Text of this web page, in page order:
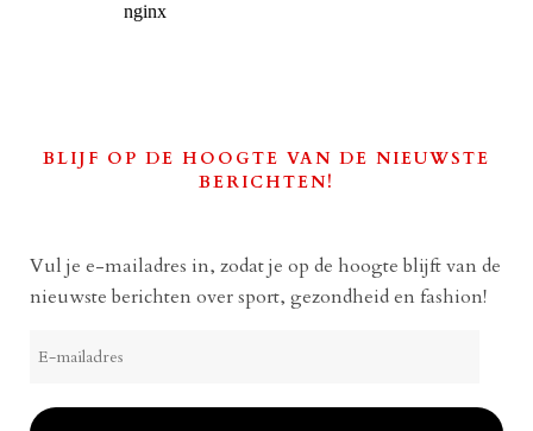
BLIJF OP DE HOOGTE VAN DE NIEUWSTE
BERICHTEN!
Vul je e-mailadres in, zodat je op de hoogte blijft van de
nieuwste berichten over sport, gezondheid en fashion!
mailadres